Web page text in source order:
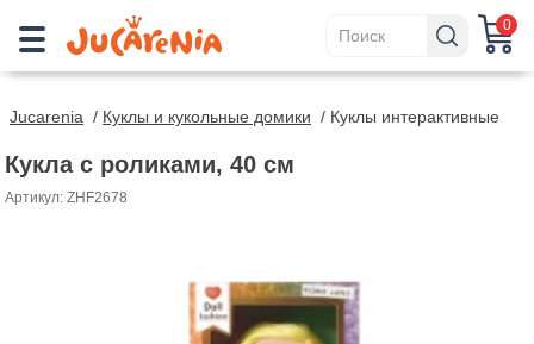
0
Jucarenia / Куклы и кукольные домики / Куклы интерактивные
Кукла с роликами, 40 см
Артикул: ZHF2678